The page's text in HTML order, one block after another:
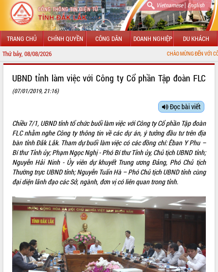
Vietnamese| English
TRANG CHỦ CHÍNH QUYỀN CÔNG DÂN DOANH NGHIỆP DU KHÁCH
Thứ bảy, 08/08/2026 CHÀO MỪNG ĐẾN VỚI CỔNG THÔNG TIN ĐIỆN
LÃNH ĐẠO UBND TỈNH
SỞ, BAN, NGÀNH
UBND CÁC XÃ, PHƯỜNG
THÔNG TIN CHỈ ĐẠO ĐIỀU HÀNH
VĂN BẢN HĐND TỈNH
QUY HOẠCH - KẾ HOẠCH
UBND tỉnh làm việc với Công ty Cổ phần Tập đoàn FLC
(07/01/2019, 21:16)
Đọc bài viết
Chiều 7/1, UBND tỉnh tổ chức buổi làm việc với Công ty Cổ phần Tập đoàn
FLC nhằm nghe Công ty thông tin về các dự án, ý tưởng đầu tư trên địa
bàn tỉnh Đắk Lắk. Tham dự buổi làm việc có các đồng chí: Êban Y Phu –
Bí thư Tỉnh ủy; Phạm Ngọc Nghị - Phó Bí thư Tỉnh ủy, Chủ tịch UBND tỉnh;
Nguyễn Hải Ninh - Ủy viên dự khuyết Trung ương Đảng, Phó Chủ tịch
Thường trực UBND tỉnh; Nguyễn Tuấn Hà – Phó Chủ tịch UBND tỉnh cùng
đại diện lãnh đạo các Sở, ngành, đơn vị có liên quan trong tỉnh.